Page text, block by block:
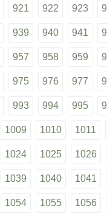
921 922 923
939 940 941
957 958 959
975 976 977
993 994 995
1009 1010 1011
1024 1025 1026
1039 1040 1041
1054 1055 1056